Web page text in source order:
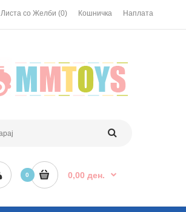
Листа со Желби (0) Кошничка Наплата
0 0,00 ден.